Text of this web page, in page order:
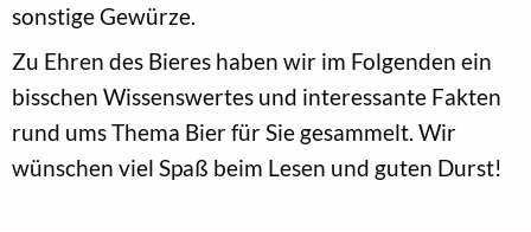
sonstige Gewürze.
Zu Ehren des Bieres haben wir im Folgenden ein
bisschen Wissenswertes und interessante Fakten
rund ums Thema Bier für Sie gesammelt. Wir
wünschen viel Spaß beim Lesen und guten Durst!